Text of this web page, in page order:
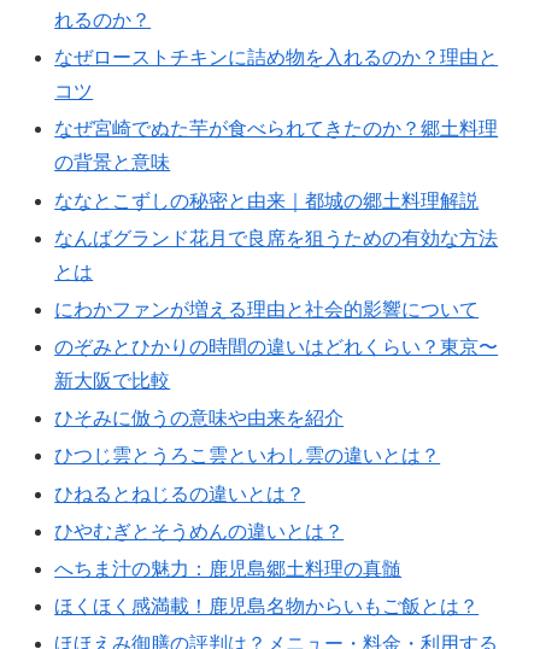
れるのか？
なぜローストチキンに詰め物を入れるのか？理由と
コツ
なぜ宮崎でぬた芋が食べられてきたのか？郷土料理
の背景と意味
ななとこずしの秘密と由来｜都城の郷土料理解説
なんばグランド花月で良席を狙うための有効な方法
とは
にわかファンが増える理由と社会的影響について
のぞみとひかりの時間の違いはどれくらい？東京〜
新大阪で比較
ひそみに倣うの意味や由来を紹介
ひつじ雲とうろこ雲といわし雲の違いとは？
ひねるとねじるの違いとは？
ひやむぎとそうめんの違いとは？
へちま汁の魅力：鹿児島郷土料理の真髄
ほくほく感満載！鹿児島名物からいもご飯とは？
ほほえみ御膳の評判は？メニュー・料金・利用する